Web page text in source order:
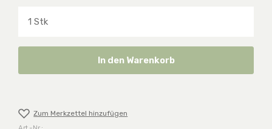
In den Warenkorb
Zum Merkzettel hinzufügen